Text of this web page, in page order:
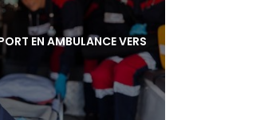
EN AMBULANCE VERS